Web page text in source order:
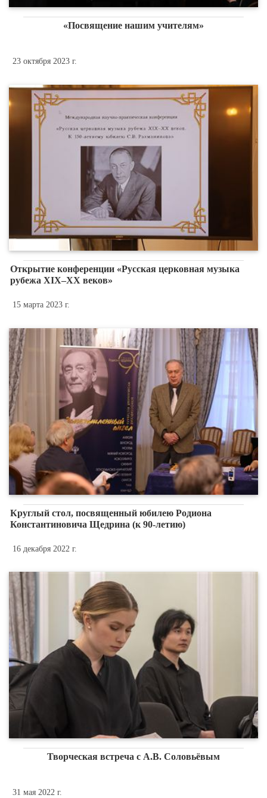
«Посвящение нашим учителям»
23 октября 2023 г.
Открытие конференции «Русская церковная музыка
рубежа XIX–XX веков»
15 марта 2023 г.
Круглый стол, посвященный юбилею Родиона
Константиновича Щедрина (к 90-летию)
16 декабря 2022 г.
Творческая встреча с А.В. Соловьёвым
31 мая 2022 г.